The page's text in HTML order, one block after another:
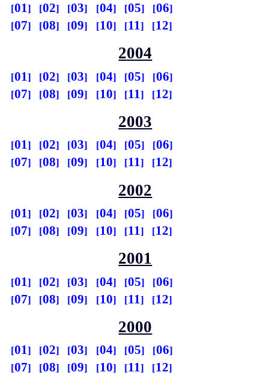
01 02 03 04 05
06
07
08 09 10 11 12
2004
01 02 03 04 05
06
07
08 09 10 11 12
2003
01 02 03 04 05
06
07
08 09 10 11 12
2002
01 02 03 04 05
06
07
08 09 10 11 12
2001
01 02 03 04 05
06
07
08 09 10 11 12
2000
01 02 03 04 05
06
07
08 09 10 11 12